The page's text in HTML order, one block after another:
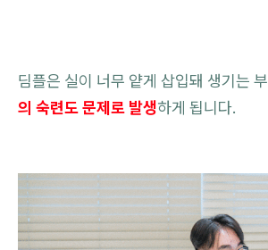
딤플은 실이 너무 얕게 삽입돼 생기는
의 숙련도 문제로 발생하게 됩니다.